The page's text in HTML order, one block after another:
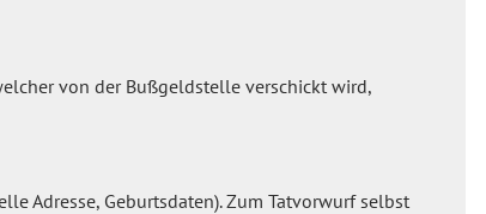
von der Bußgeldstelle verschickt wird,
Adresse, Geburtsdaten). Zum Tatvorwurf selbst